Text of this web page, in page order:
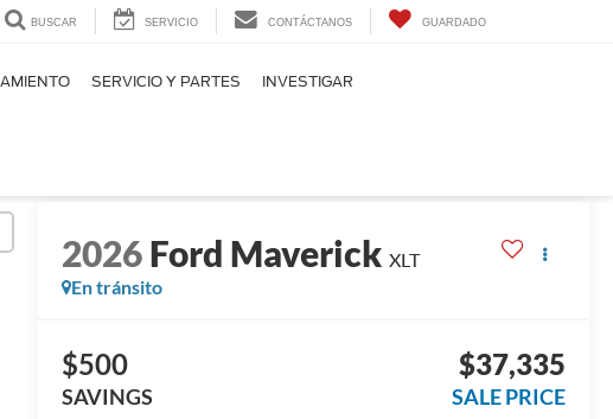
BUSCAR SERVICIO CONTÁCTANOS GUARDADO
SERVICIO Y PARTES INVESTIGAR
2026Ford Maverick XLT
En tránsito
$500
SAVINGS
$37,335
SALE PRICE